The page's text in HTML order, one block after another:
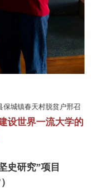
城镇春天村脱贫户邢召
设世界一流大学的
史研究”项目